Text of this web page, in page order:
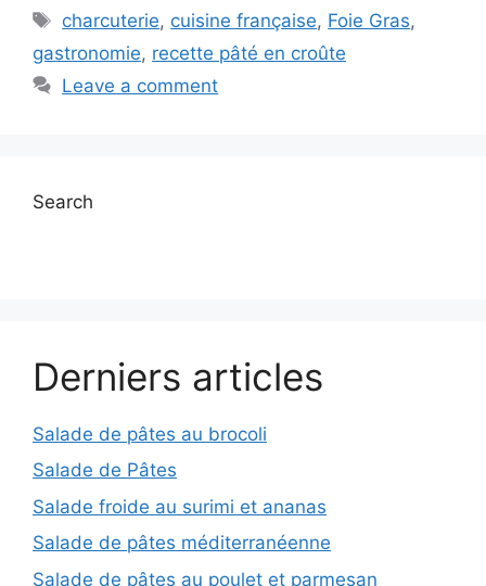
Tags
charcuterie, cuisine française, Foie Gras,
gastronomie, recette pâté en croûte
Leave a comment
Search
Derniers articles
Salade de pâtes au brocoli
Salade de Pâtes
Salade froide au surimi et ananas
Salade de pâtes méditerranéenne
Salade de pâtes au poulet et parmesan